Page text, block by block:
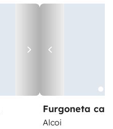
Furgoneta
Alcoi